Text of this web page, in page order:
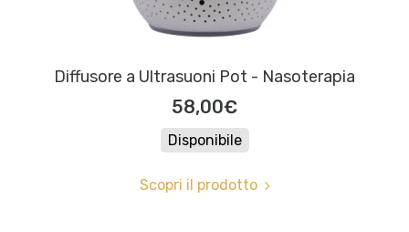
Diffusore a Ultrasuoni Pot - Nasoterapia
58,00€
Disponibile
Scopri il prodotto